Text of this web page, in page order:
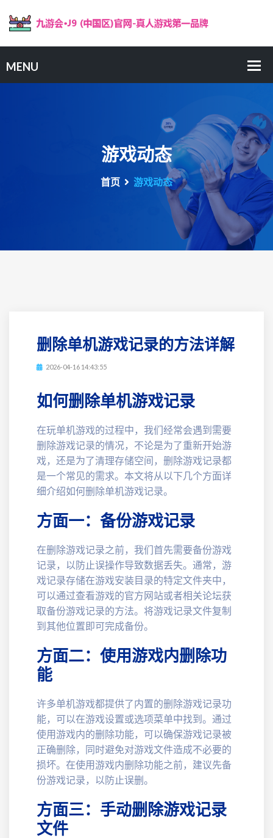
游戏动态
首页 游戏动态
删除单机游戏记录的方法详解
2026-04-16 14:43:55
如何删除单机游戏记录
在玩单机游戏的过程中，我们经常会遇到需要
删除游戏记录的情况，不论是为了重新开始游
戏，还是为了清理存储空间，删除游戏记录都
是一个常见的需求。本文将从以下几个方面详
细介绍如何删除单机游戏记录。
方面一：备份游戏记录
在删除游戏记录之前，我们首先需要备份游戏
记录，以防止误操作导致数据丢失。通常，游
戏记录存储在游戏安装目录的特定文件夹中，
可以通过查看游戏的官方网站或者相关论坛获
取备份游戏记录的方法。将游戏记录文件复制
到其他位置即可完成备份。
方面二：使用游戏内删除功
能
许多单机游戏都提供了内置的删除游戏记录功
能，可以在游戏设置或选项菜单中找到。通过
使用游戏内的删除功能，可以确保游戏记录被
正确删除，同时避免对游戏文件造成不必要的
损坏。在使用游戏内删除功能之前，建议先备
份游戏记录，以防止误删。
方面三：手动删除游戏记录
文件